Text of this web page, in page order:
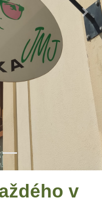
v